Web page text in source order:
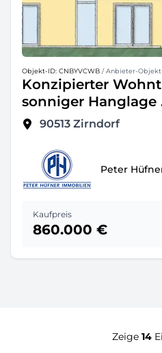
Objekt-ID: CNBYVCWB / Anbieter-
Konzipierter
sonniger Hanglage
90513 Zirndorf
Peter
Kaufpreis
860.000 €
Zeige 14